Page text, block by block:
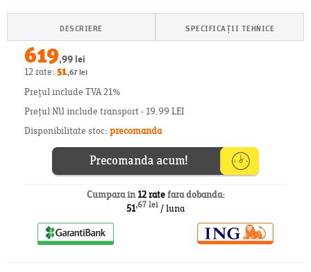
DESCRIERE SPECIFICAȚII TEHNICE
619,99 lei
12 rate: 51,67 lei
Prețul include TVA 21%
Prețul NU include transport - 19.99 LEI
Disponibilitate stoc:precomanda
Cumpara in12 ratefara dobanda:
51,67 lei/ luna